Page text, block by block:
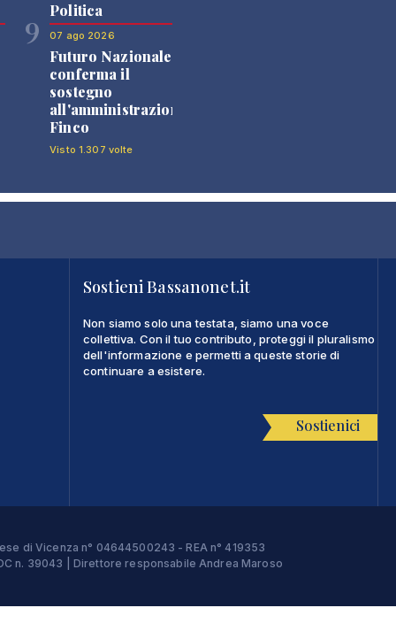
9
Politica
07 ago 2026
Futuro Nazionale
conferma il
sostegno
all'amministrazione
Finco
Visto 1.307 volte
Sostieni Bassanonet.it
Non siamo solo una testata, siamo una voce
collettiva. Con il tuo contributo, proteggi il pluralismo
dell'informazione e permetti a queste storie di
continuare a esistere.
Sostienici
di Vicenza n° 04644500243 - REA n° 419353
n. 39043 | Direttore responsabile Andrea Maroso